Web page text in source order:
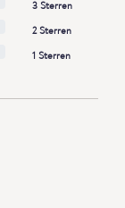
3 Sterren
2 Sterren
1 Sterren